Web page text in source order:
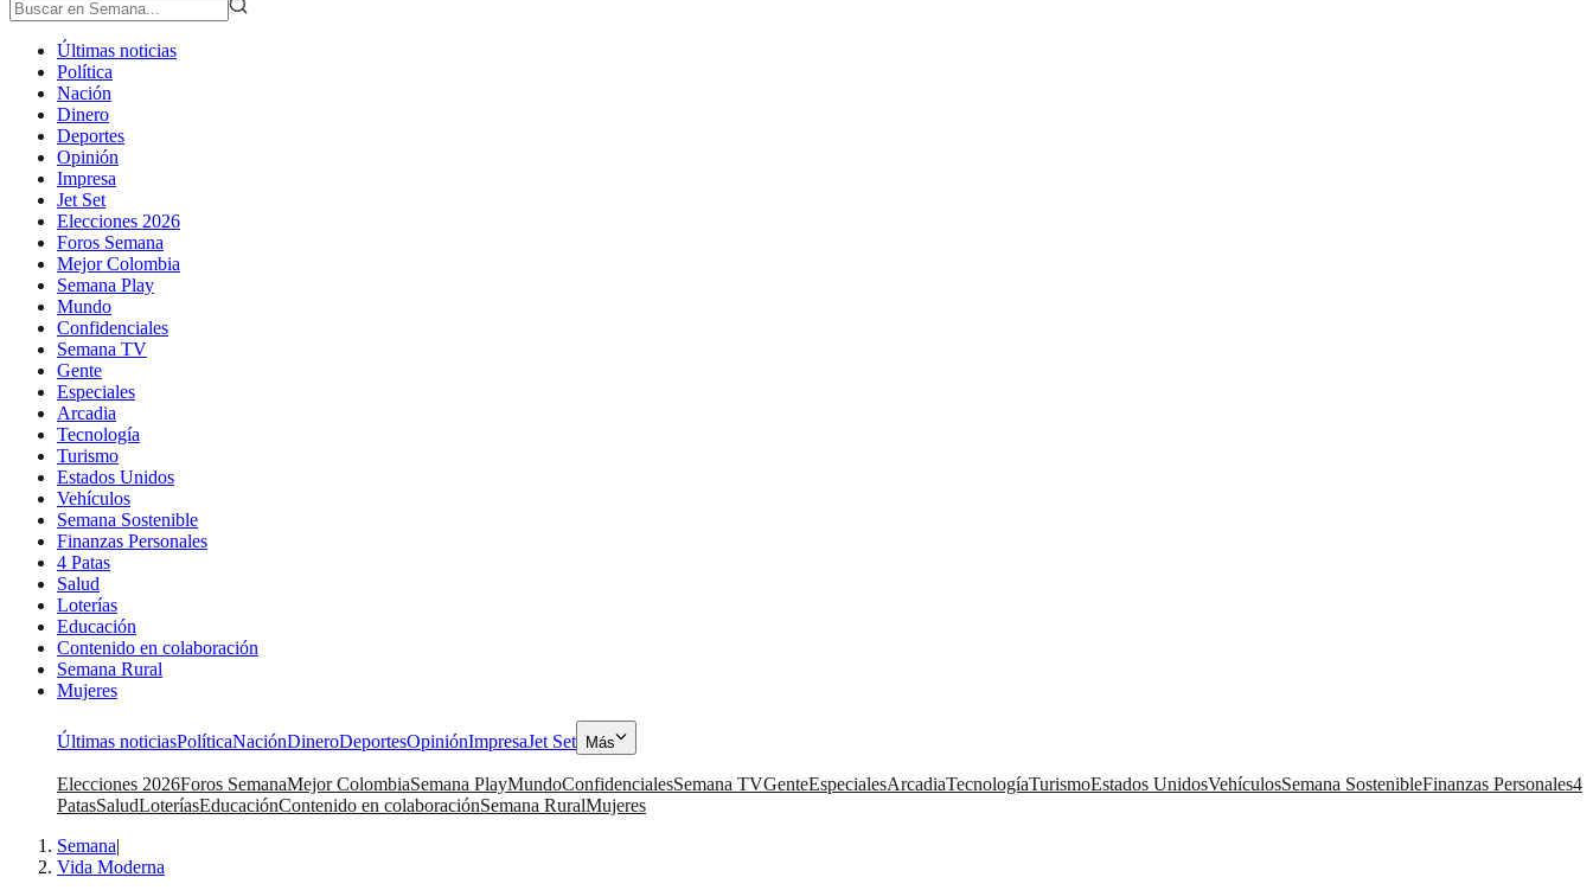
Últimas noticias
Política
Nación
Dinero
Deportes
Opinión
Impresa
Jet Set
Elecciones 2026
Foros Semana
Mejor Colombia
Semana Play
Mundo
Confidenciales
Semana TV
Gente
Especiales
Arcadia
Tecnología
Turismo
Estados Unidos
Vehículos
Semana Sostenible
Finanzas Personales
4 Patas
Salud
Loterías
Educación
Contenido en colaboración
Semana Rural
Mujeres
Últimas noticiasPolíticaNaciónDineroDeportesOpiniónImpresaJet Set Más
Elecciones 2026Foros SemanaMejor ColombiaSemana PlayMundoConfidencialesSemana TVGenteEspecialesArcadiaTecnologíaTurismoEstados UnidosVehículosSemana SostenibleFinanzas Personales4
PatasSaludLoteríasEducaciónContenido en colaboraciónSemana RuralMujeres
Semana|
Vida Moderna